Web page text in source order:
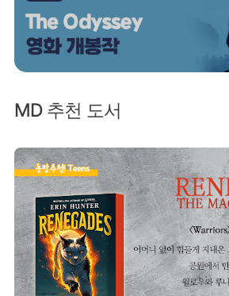
MD 추천 도서